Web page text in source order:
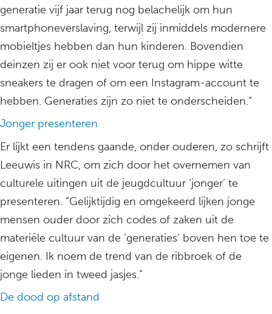
generatie vijf jaar terug nog belachelijk om hun
smartphoneverslaving, terwijl zij inmiddels modernere
mobieltjes hebben dan hun kinderen. Bovendien
deinzen zij er ook niet voor terug om hippe witte
sneakers te dragen of om een Instagram-account te
hebben. Generaties zijn zo niet te onderscheiden.”
Jonger presenteren
Er lijkt een tendens gaande, onder ouderen, zo schrijft
Leeuwis in NRC, om zich door het overnemen van
culturele uitingen uit de jeugdcultuur ‘jonger’ te
presenteren. “Gelijktijdig en omgekeerd lijken jonge
mensen ouder door zich codes of zaken uit de
materiële cultuur van de ‘generaties’ boven hen toe te
eigenen. Ik noem de trend van de ribbroek of de
jonge lieden in tweed jasjes.”
De dood op afstand